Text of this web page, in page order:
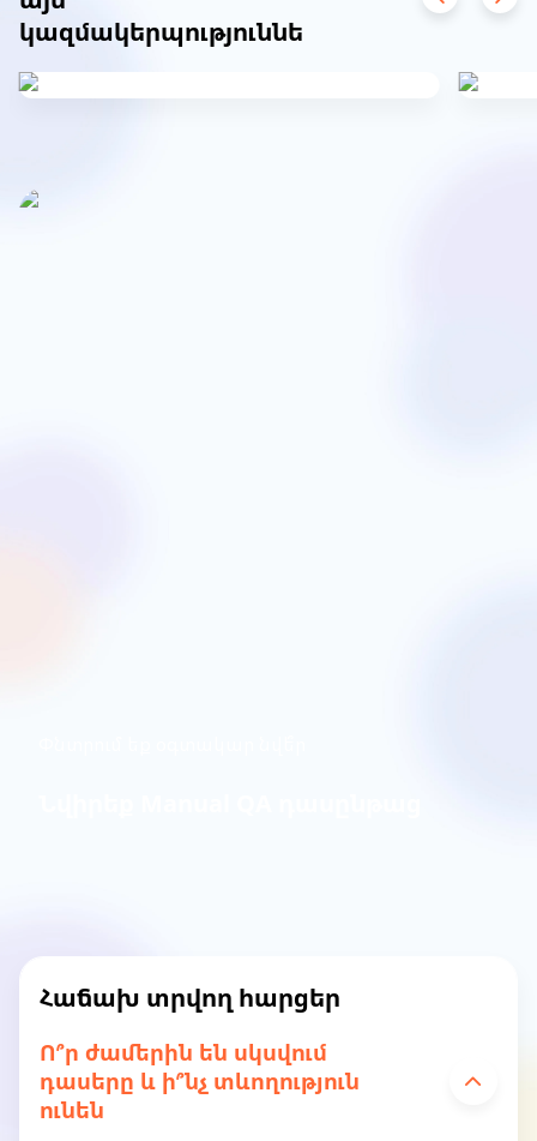
կազմակերպություններից
of
Հաճախ տրվող հարցեր
Ո՞ր ժամերին են սկսվում
դասերը և ի՞նչ տևողություն
ունեն